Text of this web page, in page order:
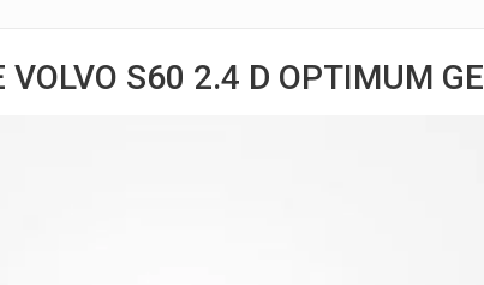
VOLVO S60 2.4 D OPTIMUM